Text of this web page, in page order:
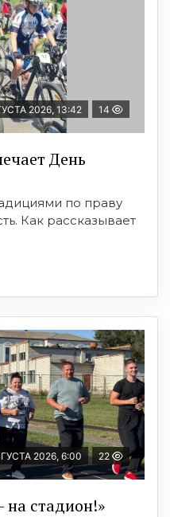
2026, 13:42 14
День
по праву
Как рассказывает
2026, 6:00 22
на стадион!»